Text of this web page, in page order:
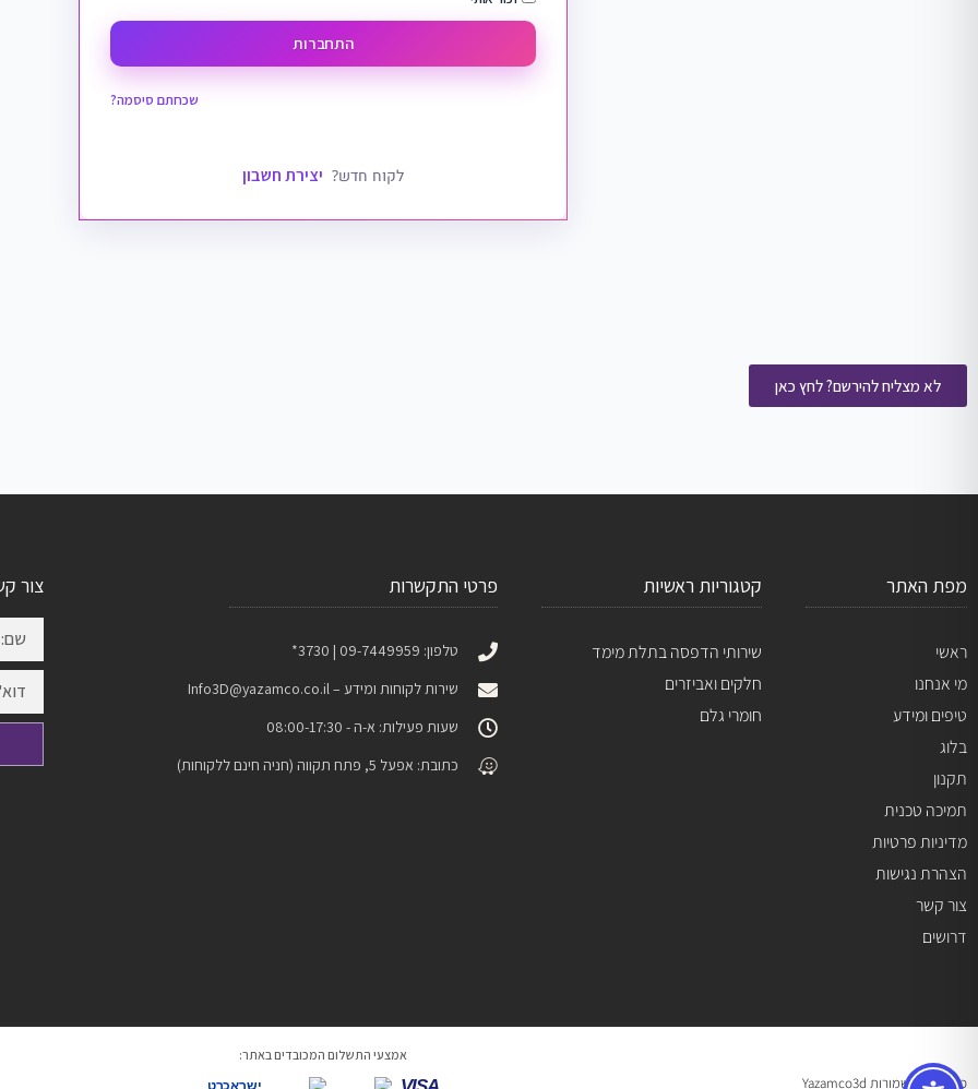
התחברות
שכחתם סיסמה?
לקוח חדש? יצירת חשבון
לא מצליח להירשם? לחץ כאן
מפת האתר
ראשי
מי אנחנו
טיפים ומידע
בלוג
תקנון
תמיכה טכנית
מדיניות פרטיות
הצהרת נגישות
צור קשר
דרושים
קטגוריות ראשיות
שירותי הדפסה בתלת מימד
חלקים ואביזרים
חומרי גלם
פרטי התקשרות
טלפון: 09-7449959 | 3730*
שירות לקוחות ומידע –Info3D@yazamco.co.il
שעות פעילות: א-ה - 08:00-17:30
כתובת: אפעל 5, פתח תקווה (חניה חינם ללקוחות)
צור
כל הזכויות שמורות Yazamco3d
אמצעי התשלום המכובדים באתר:
ישראכרט